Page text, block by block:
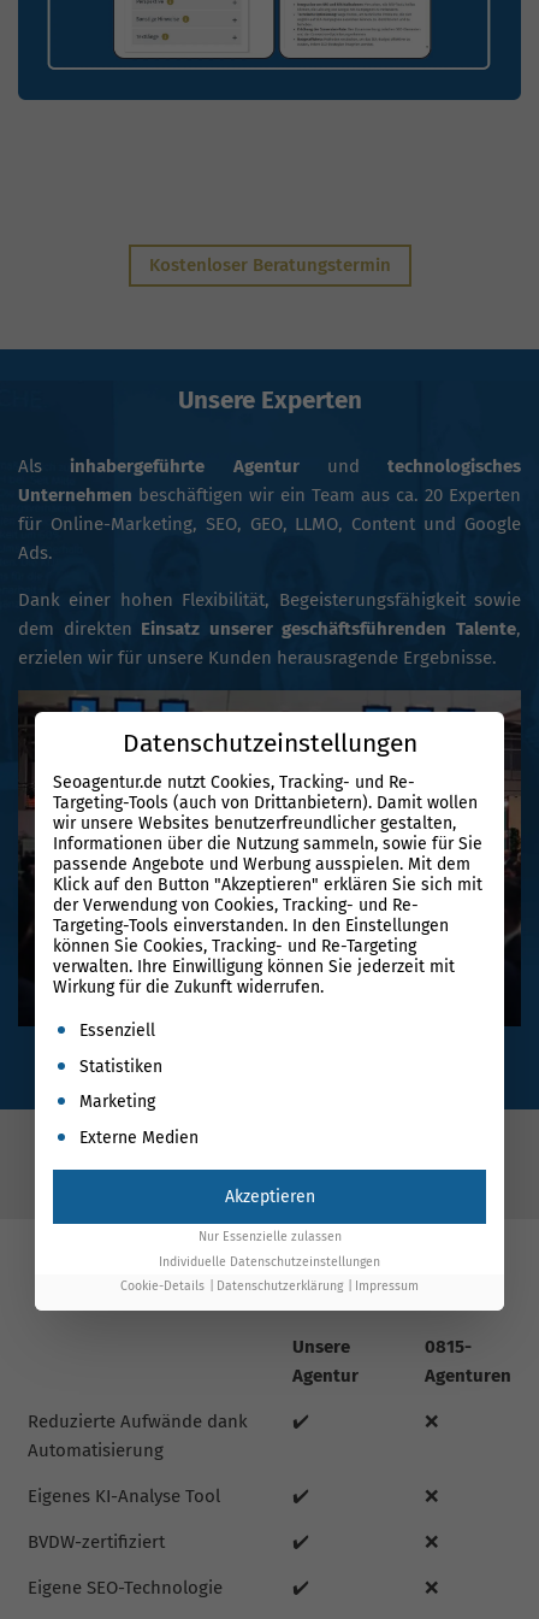
Kostenloser Beratungstermin
Unsere Experten
Als inhabergeführte Agenturund technologisches
Unternehmen beschäftigen wir ein Team aus ca. 20 Experten
für Online-Marketing, SEO, GEO, LLMO, Content und Google
Ads.
Dank einer hohen Flexibilität, Begeisterungsfähigkeit sowie
dem direkten Einsatz unserer geschäftsführenden Talente,
erzielen wir für unsere Kunden herausragende Ergebnisse.
Unsere GEO-Agentur im Vergleich
Unsere
Agentur
0815-
Agenturen
Reduzierte Aufwände dank
Automatisierung
✔️ ❌
Eigenes KI-Analyse Tool ✔️ ❌
BVDW-zertifiziert ✔️ ❌
Eigene SEO-Technologie ✔️ ❌
Datenschutzeinstellungen
Seoagentur.de nutzt Cookies, Tracking- und Re-
Targeting-Tools (auch von Drittanbietern). Damit wollen
wir unsere Websites benutzerfreundlicher gestalten,
Informationen über die Nutzung sammeln, sowie für Sie
passende Angebote und Werbung ausspielen. Mit dem
Klick auf den Button "Akzeptieren" erklären Sie sich mit
der Verwendung von Cookies, Tracking- und Re-
Targeting-Tools einverstanden. In den Einstellungen
können Sie Cookies, Tracking- und Re-Targeting
verwalten. Ihre Einwilligung können Sie jederzeit mit
Wirkung für die Zukunft widerrufen.
Es folgt eine Liste der Service-Gruppen, für die eine
Essenziell
Statistiken
Marketing
Externe Medien
Akzeptieren
Nur Essenzielle zulassen
Individuelle Datenschutzeinstellungen
Cookie-Details
Datenschutzerklärung Impressum